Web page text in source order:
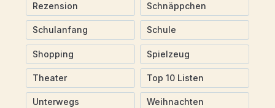
Rezension Schnäppchen
Schulanfang Schule
Shopping Spielzeug
Theater Top 10 Listen
Unterwegs Weihnachten